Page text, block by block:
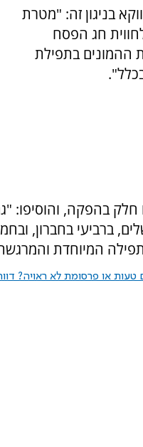
בניגון זה: "מטרת
חג הפסח
ההמונים בתפילת
בהפקה, והוסיפו:
ברביעי בחברון,
המיוחדת
או פרסומת לא ראויה?